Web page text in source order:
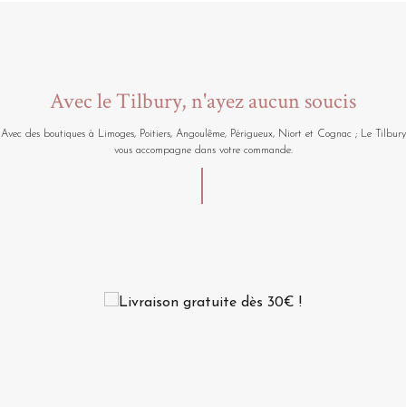
Avec le Tilbury, n'ayez aucun soucis
Avec des boutiques à Limoges, Poitiers, Angoulême, Périgueux, Niort et Cognac ; Le Tilbury
vous accompagne dans votre commande.